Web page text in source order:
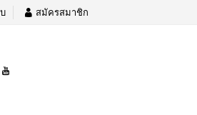
สมัครสมาชิก